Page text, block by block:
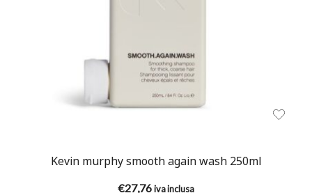
Kevin murphy smooth again wash 250ml
€27,76iva inclusa